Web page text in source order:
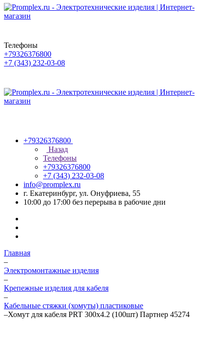
Телефоны
+79326376800
+7 (343) 232-03-08
+79326376800
Назад
Телефоны
+79326376800
+7 (343) 232-03-08
info@promplex.ru
г. Екатеринбург, ул. Онуфриева, 55
10:00 до 17:00 без перерыва в рабочие дни
Главная
–
Электромонтажные изделия
–
Крепежные изделия для кабеля
–
Кабельные стяжки (хомуты) пластиковые
–Хомут для кабеля PRT 300х4.2 (100шт) Партнер 45274